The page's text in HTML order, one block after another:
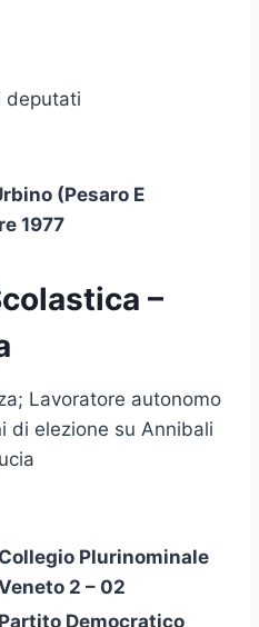
deputati
(Pesaro E
1977
–
Lavoratore autonomo
di elezione su Annibali
Collegio Plurinominale
2 – 02
Partito Democratico